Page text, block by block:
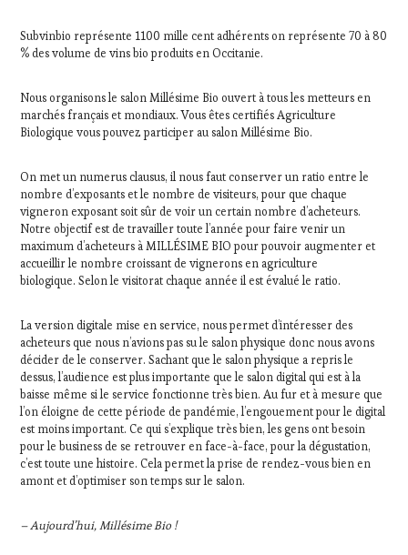
Subvinbio représente 1100 mille cent adhérents on représente 70 à 80
% des volume de vins bio produits en Occitanie.
Nous organisons le salon Millésime Bio ouvert à tous les metteurs en
marchés français et mondiaux. Vous êtes certifiés Agriculture
Biologique vous pouvez participer au salon Millésime Bio.
On met un numerus clausus, il nous faut conserver un ratio entre le
nombre d’exposants et le nombre de visiteurs, pour que chaque
vigneron exposant soit sûr de voir un certain nombre d’acheteurs.
Notre objectif est de travailler toute l’année pour faire venir un
maximum d’acheteurs à MILLÉSIME BIO pour pouvoir augmenter et
accueillir le nombre croissant de vignerons en agriculture
biologique. Selon le visitorat chaque année il est évalué le ratio.
La version digitale mise en service, nous permet d’intéresser des
acheteurs que nous n’avions pas su le salon physique donc nous avons
décider de le conserver. Sachant que le salon physique a repris le
dessus, l’audience est plus importante que le salon digital qui est à la
baisse même si le service fonctionne très bien. Au fur et à mesure que
l’on éloigne de cette période de pandémie, l’engouement pour le digital
est moins important. Ce qui s’explique très bien, les gens ont besoin
pour le business de se retrouver en face-à-face, pour la dégustation,
c’est toute une histoire. Cela permet la prise de rendez-vous bien en
amont et d’optimiser son temps sur le salon.
– Aujourd’hui, Millésime Bio !